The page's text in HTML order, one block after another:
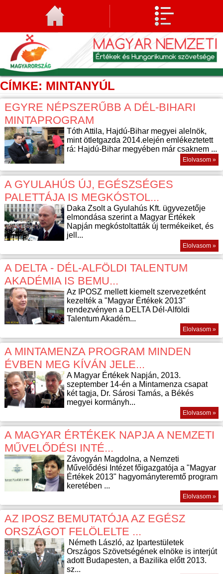
CÍMKE: MINTANYÚL
EGYRE NÉPSZERŰBB A DÉL-BIHARI
MINTAPROGRAM
Tóth Attila, Hajdú-Bihar megyei alelnök,
mint ötletgazda 2014.elején emlékeztetett
rá: Hajdú-Bihar megyében már csaknem ...
Elolvasom »
A GYULAHÚS ÚJ, EGÉSZSÉGES
PALETTÁJA IS MEGKÓSTOL...
Daka Zsolt a Gyulahús Kft. ügyvezetője
elmondása szerint a Magyar Értékek
Napján megkóstoltatták új termékeiket, és
jell...
Elolvasom »
A DELTA - DÉL-ALFÖLDI TALENTUM
AKADÉMIA IS BEMU...
Az IPOSZ mellett kiemelt szervezetként
kezelték a "Magyar Értékek 2013"
rendezvényen a DELTA Dél-Alföldi
Talentum Akadém...
Elolvasom »
A MINTAMENZA PROGRAM MINDEN
ÉVBEN MEG KÍVÁN JELE...
A Magyar Értékek Napján, 2013.
szeptember 14-én a Mintamenza csapat
két tagja, Dr. Sárosi Tamás, a Békés
megyei kormányh...
Elolvasom »
A MAGYAR ÉRTÉKEK NAPJA A NEMZETI
MŰVELŐDÉSI INTÉ...
Závogyán Magdolna, a Nemzeti
Művelődési Intézet főigazgatója a "Magyar
Értékek 2013" hagyományteremtő program
keretében ...
Elolvasom »
AZ IPOSZ BEMUTATÓJA AZ EGÉSZ
ORSZÁGOT FELÖLELTE ...
Németh László, az Ipartestületek
Országos Szövetségének elnöke is interjút
adott Budapesten, a Bazilika előtt 2013.
sz...